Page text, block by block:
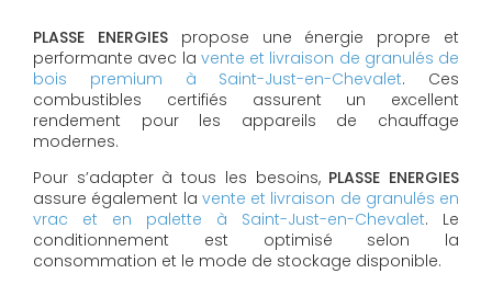
PLASSE ENERGIESpropose une énergie propre et
performante avec la vente et livraison de granulés de
bois premium à Saint-Just-en-Chevalet. Ces
combustibles certifiés assurent un excellent
rendement pour les appareils de chauffage
modernes.
Pour s’adapter à tous les besoins, PLASSE ENERGIES
assure également la vente et livraison de granulés en
vrac et en palette à Saint-Just-en-Chevalet. Le
conditionnement est optimisé selon la
consommation et le mode de stockage disponible.